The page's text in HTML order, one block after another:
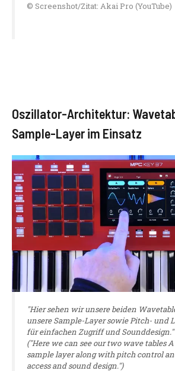
© Screenshot/Zitat: Akai Pro (YouTube)
Oszillator-Architektur:
Sample-Layer im Einsatz
"Hier sehen wir unsere beiden
unsere Sample-Layer sowie Pitch- und
für einfachen Zugriff und Sounddesign."
("Here we can see our two wave tables
sample layer along with pitch control
access and sound design.")